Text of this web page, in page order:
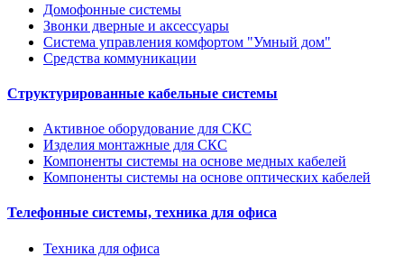
Домофонные системы
Звонки дверные и аксессуары
Система управления комфортом "Умный дом"
Средства коммуникации
Структурированные кабельные системы
Активное оборудование для СКС
Изделия монтажные для СКС
Компоненты системы на основе медных кабелей
Компоненты системы на основе оптических кабелей
Телефонные системы, техника для офиса
Техника для офиса